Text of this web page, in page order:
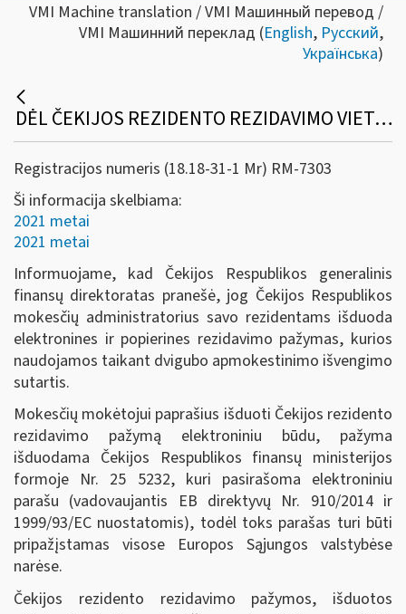
VMI Machine translation / VMI Машинный перевод /
VMI Машинний переклад (English, Русский,
Українська)
DĖL ČEKIJOS REZIDENTO REZIDAVIMO VIETĄ PATVIRTINANČIOS PAŽYMOS
Registracijos numeris (18.18-31-1 Mr) RM-7303
Ši informacija skelbiama:
2021 metai
2021 metai
Informuojame, kad Čekijos Respublikos generalinis
finansų direktoratas pranešė, jog Čekijos Respublikos
mokesčių administratorius savo rezidentams išduoda
elektronines ir popierines rezidavimo pažymas, kurios
naudojamos taikant dvigubo apmokestinimo išvengimo
sutartis.
Mokesčių mokėtojui paprašius išduoti Čekijos rezidento
rezidavimo pažymą elektroniniu būdu, pažyma
išduodama Čekijos Respublikos finansų ministerijos
formoje Nr. 25 5232, kuri pasirašoma elektroniniu
parašu (vadovaujantis EB direktyvų Nr. 910/2014 ir
1999/93/EC nuostatomis), todėl toks parašas turi būti
pripažįstamas visose Europos Sąjungos valstybėse
narėse.
Čekijos rezidento rezidavimo pažymos, išduotos